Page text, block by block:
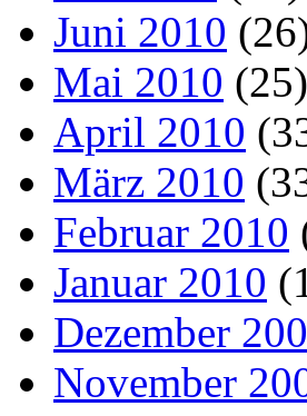
Juni 2010
Mai 2010 (25)
April 2010
März 2010
Februar 2010
Januar 2010
Dezember
November